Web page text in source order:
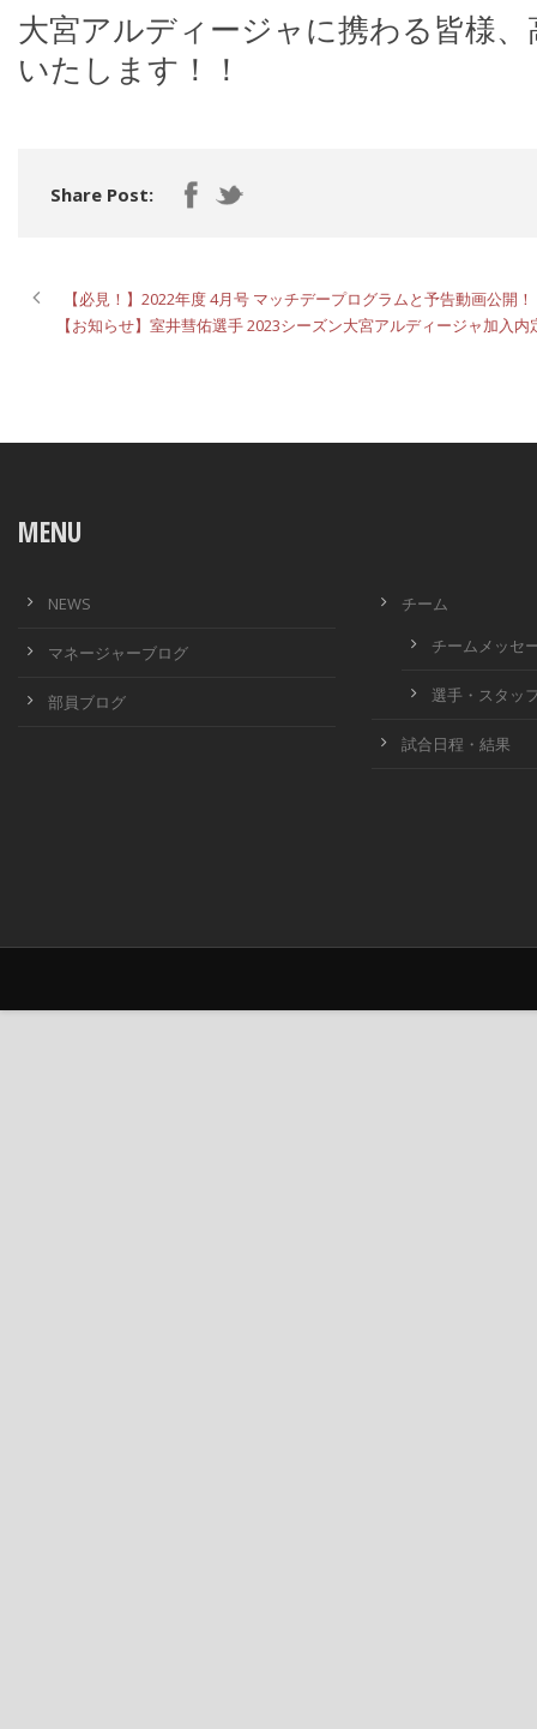
大宮アルディージャに携わる皆様
いたします！！
Share Post:
【必見！】2022年度 4月号 マッチデープログラムと予告動画公開
【お知らせ】室井彗佑選手 2023シーズン大宮アルディージャ加入
MENU
NEWS
マネージャーブログ
部員ブログ
チーム
チームメッセ
選手・スタッ
試合日程・結果